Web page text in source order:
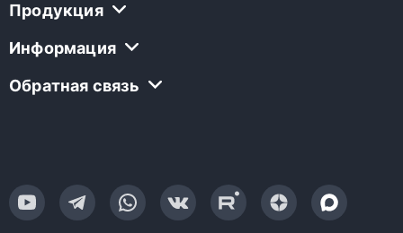
Продукция
Информация
Обратная связь